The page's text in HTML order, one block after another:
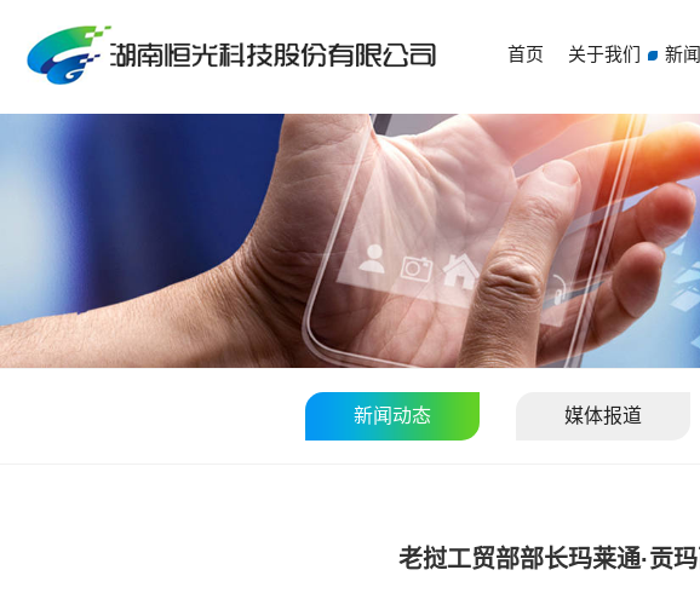
首页 关于我们 新
新闻动态 媒体报道
老挝工贸部部长玛莱通·贡